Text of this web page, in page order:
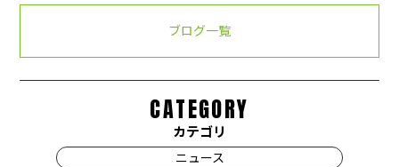
ブログ一覧
CATEGORY
カテゴリ
ニュース